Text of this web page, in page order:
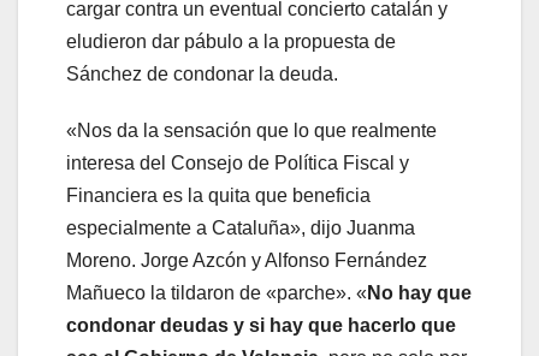
cargar contra un eventual concierto catalán y
eludieron dar pábulo a la propuesta de
Sánchez de condonar la deuda.
«Nos da la sensación que lo que realmente
interesa del Consejo de Política Fiscal y
Financiera es la quita que beneficia
especialmente a Cataluña», dijo Juanma
Moreno. Jorge Azcón y Alfonso Fernández
Mañueco la tildaron de «parche». « No hay que
condonar deudas y si hay que hacerlo que